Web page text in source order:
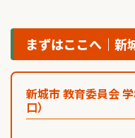
まずはここへ｜新
新城市 教育委員会
口）